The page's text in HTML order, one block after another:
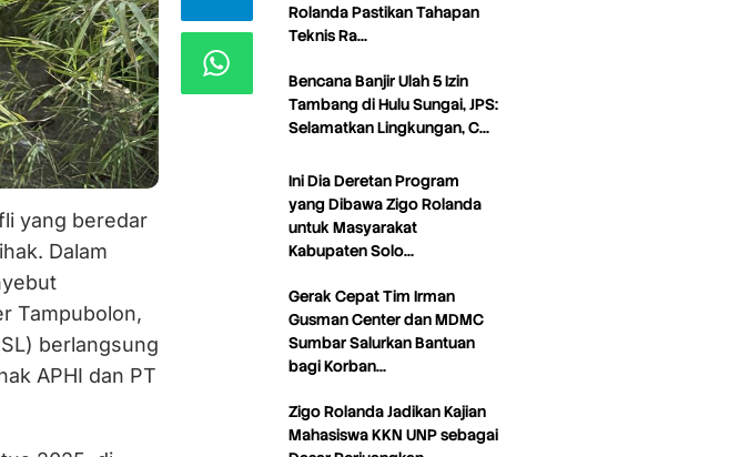
yang beredar
Dalam
Tampubolon,
berlangsung
APHI dan PT
Rolanda Pastikan Tahapan
Teknis Ra…
Bencana Banjir Ulah 5 Izin
Tambang di Hulu Sungai, JPS:
Selamatkan Lingkungan, C…
Ini Dia Deretan Program
yang Dibawa Zigo Rolanda
untuk Masyarakat
Kabupaten Solo…
Gerak Cepat Tim Irman
Gusman Center dan MDMC
Sumbar Salurkan Bantuan
bagi Korban…
Zigo Rolanda Jadikan Kajian
Mahasiswa KKN UNP sebagai